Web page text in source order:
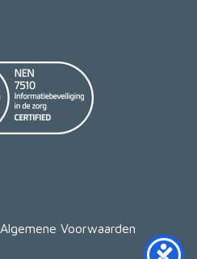
Algemene Voorwaarden